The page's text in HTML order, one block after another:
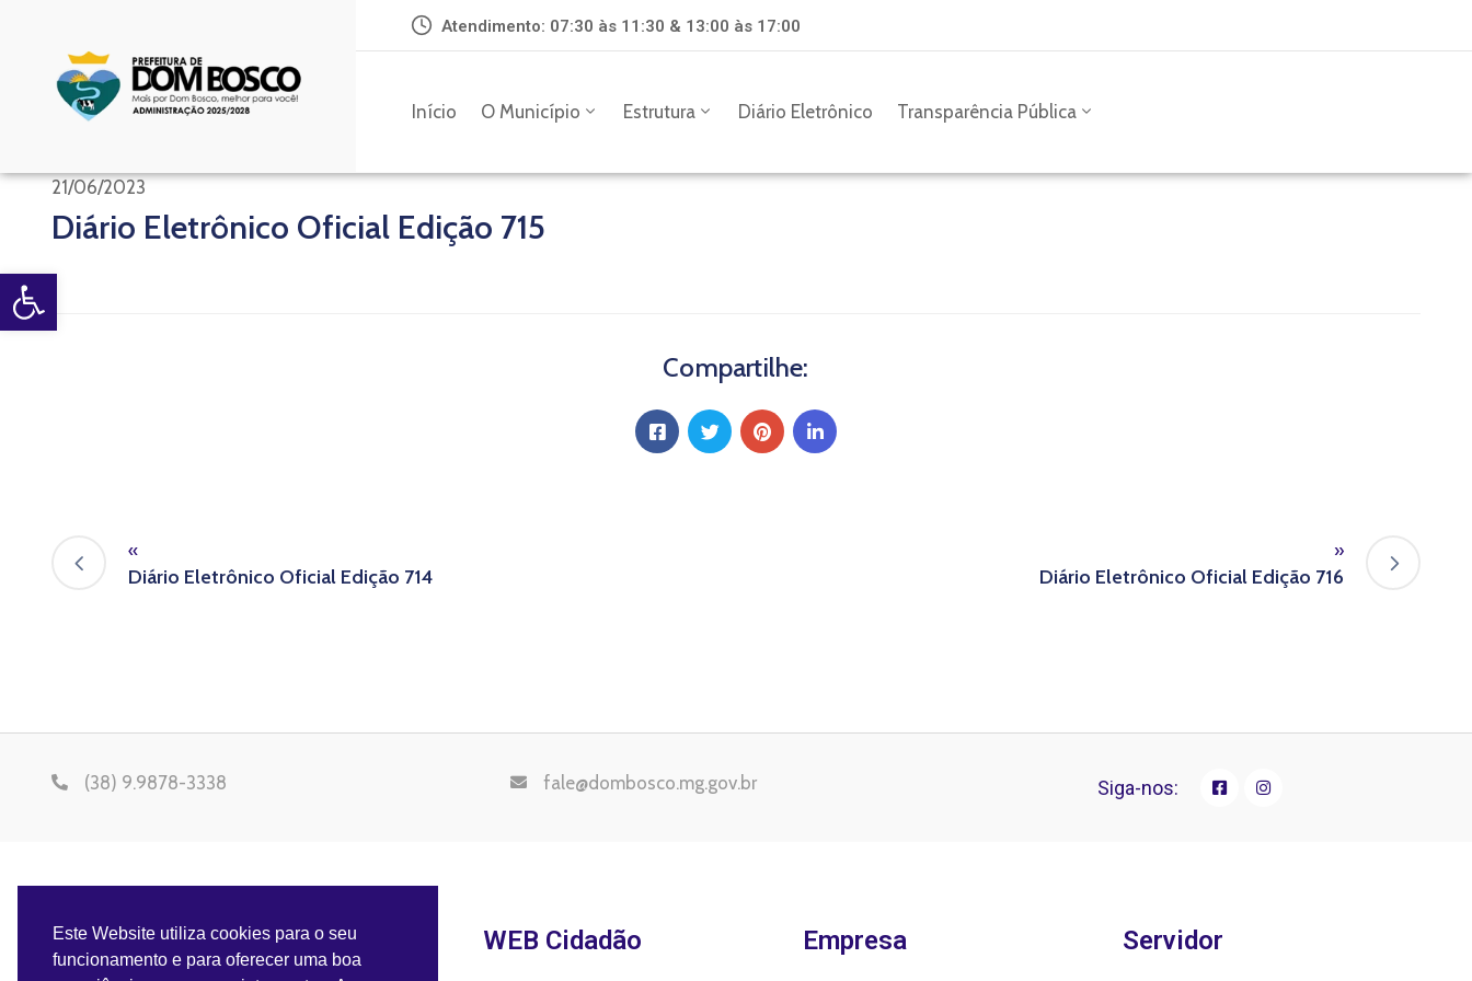
Open toolbar
Atendimento: 07:30 às 11:30 & 13:00 às 17:00
Início O Município Estrutura Diário Eletrônico Transparência Pública
21/06/2023
Diário Eletrônico Oficial Edição 715
Compartilhe:
«
Diário Eletrônico Oficial Edição 714
»
Diário Eletrônico Oficial Edição 716
(38) 9.9878-3338 fale@dombosco.mg.gov.br Siga-nos:
WEB Cidadão Empresa Servidor
Este Website utiliza cookies para o seu
funcionamento e para oferecer uma boa